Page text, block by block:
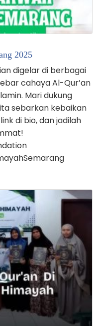
2025
digelar di berbagai
cahaya Al-Qur’an
Mari dukung
sebarkan kebaikan
di bio, dan jadilah